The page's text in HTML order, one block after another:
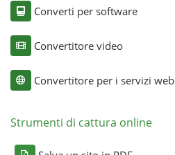
Converti per software
Convertitore video
Convertitore per i servizi web
Strumenti di cattura online